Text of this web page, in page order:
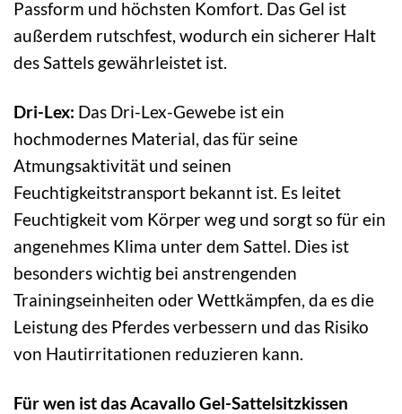
Passform und höchsten Komfort. Das Gel ist
außerdem rutschfest, wodurch ein sicherer Halt
des Sattels gewährleistet ist.
Dri-Lex: Das Dri-Lex-Gewebe ist ein
hochmodernes Material, das für seine
Atmungsaktivität und seinen
Feuchtigkeitstransport bekannt ist. Es leitet
Feuchtigkeit vom Körper weg und sorgt so für ein
angenehmes Klima unter dem Sattel. Dies ist
besonders wichtig bei anstrengenden
Trainingseinheiten oder Wettkämpfen, da es die
Leistung des Pferdes verbessern und das Risiko
von Hautirritationen reduzieren kann.
Für wen ist das Acavallo Gel-Sattelsitzkissen